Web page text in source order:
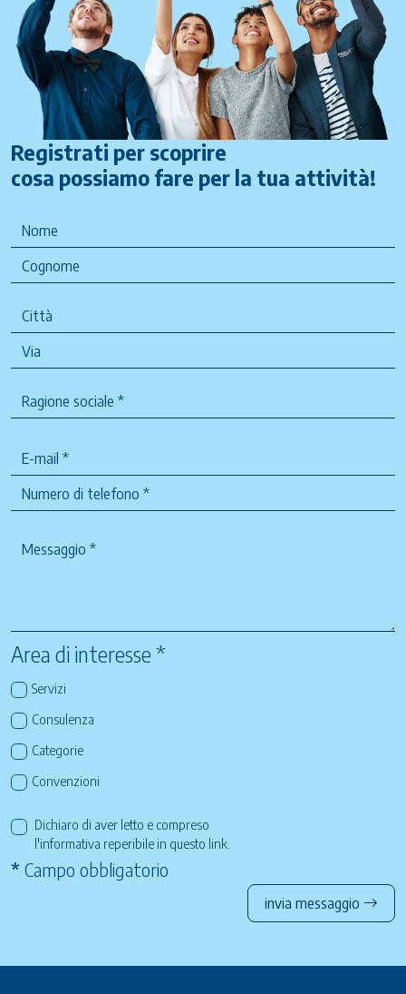
Registrati per scoprire
cosa possiamo fare per la tua attività!
Area di interesse *
Servizi
Consulenza
Categorie
Convenzioni
Dichiaro di aver letto e compreso
l'informativa reperibile in questo link
* Campo obbligatorio
invia messaggio